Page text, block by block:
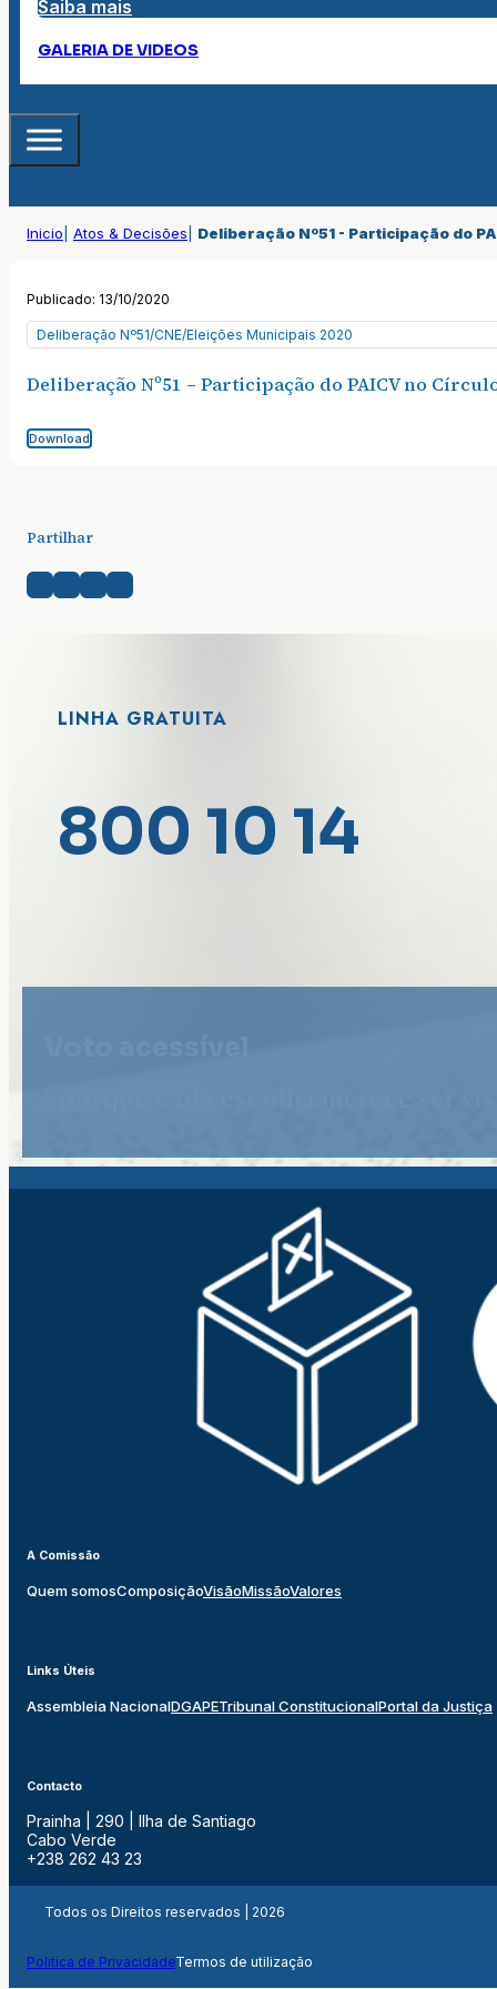
Saiba mais
GALERIA DE VIDEOS
Inicio Atos & Decisões Deliberação Nº51 - Participação do
Publicado: 13/10/2020
Deliberação Nº51/CNE/Eleições Municipais 2020
Deliberação Nº51 – Participação do PAICV no
Download
Partilhar
LINHA GRATUITA
800 10 14
A Comissão
Quem somosComposiçãoVisãoMissãoValores
Links Úteis
Assembleia NacionalDGAPETribunal ConstitucionalPortal da Justiça
Contacto
Prainha | 290 | Ilha de Santiago
Cabo Verde
+238 262 43 23
Todos os Direitos reservados | 2026
Politica de PrivacidadeTermos de utilização